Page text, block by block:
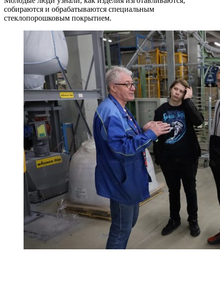
собираются и обрабатываются специальным
стеклопорошковым покрытием.